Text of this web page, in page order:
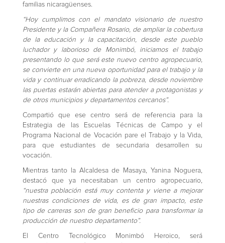
familias nicaragüenses.
“Hoy cumplimos con el mandato visionario de nuestro
Presidente y la Compañera Rosario, de ampliar la cobertura
de la educación y la capacitación, desde este pueblo
luchador y laborioso de Monimbó, iniciamos el trabajo
presentando lo que será este nuevo centro agropecuario,
se convierte en una nueva oportunidad para el trabajo y la
vida y continuar erradicando la pobreza, desde noviembre
las puertas estarán abiertas para atender a protagonistas y
de otros municipios y departamentos cercanos”.
Compartió que ese centro será de referencia para la
Estrategia de las Escuelas Técnicas de Campo y el
Programa Nacional de Vocación pare el Trabajo y la Vida,
para que estudiantes de secundaria desarrollen su
vocación.
Mientras tanto la Alcaldesa de Masaya, Yanina Noguera,
destacó que ya necesitaban un centro agropecuario,
“nuestra población está muy contenta y viene a mejorar
nuestras condiciones de vida, es de gran impacto, este
tipo de carreras son de gran beneficio para transformar la
producción de nuestro departamento”.
El Centro Tecnológico Monimbó Heroico, será